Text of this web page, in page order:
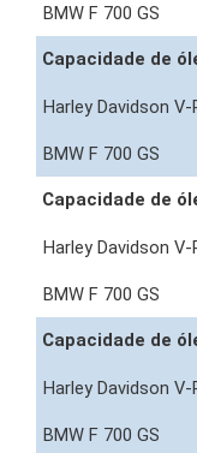
Capacidade de
Capacidade de
Capacidade de